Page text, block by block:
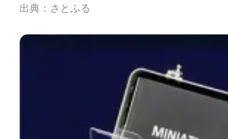
出典：さとふる